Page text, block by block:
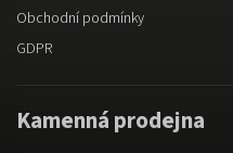
Obchodní podmínky
GDPR
Kamenná prodejna